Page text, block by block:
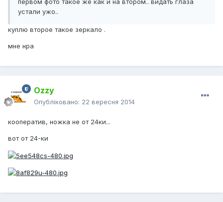
первом фото такое же как и на втором.. видать глаза
устали ужо..
куплю второе такое зеркало .
мне нра
Ozzy
Опубліковано: 22 вересня 2014
кооператив, ножка не от 24ки...
вот от 24-ки